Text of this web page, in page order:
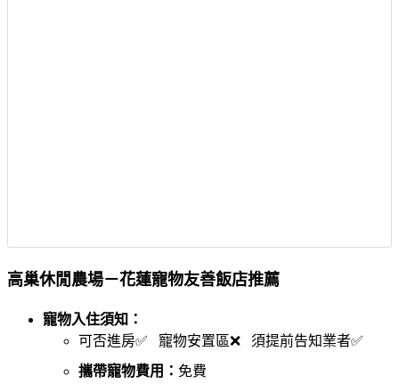
高巢休閒農場－花蓮寵物友善飯店推薦
寵物入住須知：
可否進房✅ 寵物安置區❌ 須提前告知業者✅
攜帶寵物費用： 免費